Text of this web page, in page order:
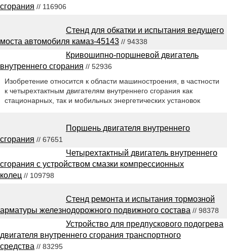
сгорания // 116906
Стенд для обкатки и испытания ведущего
моста автомобиля камаз-45143 // 94338
Кривошипно-поршневой двигатель
внутреннего сгорания // 52936
Изобретение относится к области машиностроения, в частности
к четырехтактным двигателям внутреннего сгорания как
стационарных, так и мобильных энергетических установок
Поршень двигателя внутреннего
сгорания // 67651
Четырехтактный двигатель внутреннего
сгорания с устройством смазки компрессионных
колец // 109798
Стенд ремонта и испытания тормозной
арматуры железнодорожного подвижного состава // 98378
Устройство для предпускового подогрева
двигателя внутреннего сгорания транспортного
средства // 83295